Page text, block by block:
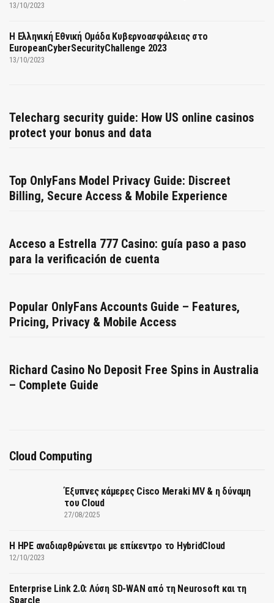
13/10/2023
Η Ελληνική Εθνική Ομάδα Κυβερνοασφάλειας στο
EuropeanCyberSecurityChallenge 2023
13/10/2023
Telecharg security guide: How US online casinos
protect your bonus and data
Top OnlyFans Model Privacy Guide: Discreet
Billing, Secure Access & Mobile Experience
Acceso a Estrella 777 Casino: guía paso a paso
para la verificación de cuenta
Popular OnlyFans Accounts Guide – Features,
Pricing, Privacy & Mobile Access
Richard Casino No Deposit Free Spins in Australia
– Complete Guide
Cloud Computing
Έξυπνες κάμερες Cisco Meraki MV & η δύναμη
του Cloud
27/08/2025
H HPE αναδιαρθρώνεται με επίκεντρο το HybridCloud
12/10/2023
Enterprise Link 2.0: Λύση SD-WAN από τη Neurosoft και τη
Sparcle